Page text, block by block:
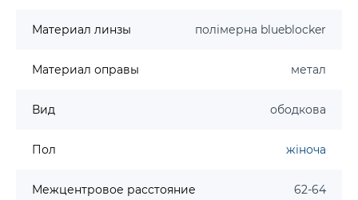
Материал линзы полімерна blueblocker
Материал оправы метал
Вид ободкова
Пол жіноча
Межцентровое расстояние 62-64